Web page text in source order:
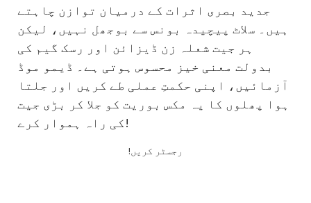
جدید بصری اثرات کے درمیان توازن چاہتے
ہیں۔ سلاٹ پیچیدہ بونس سے بوجھل نہیں، لیکن
ہر جیت شعلہ زن ڈیزائن اور رسک گیم کی
بدولت معنی خیز محسوس ہوتی ہے۔ ڈیمو موڈ
آزمائیں، اپنی حکمتِ عملی طے کریں اور جلتا
ہوا پھلوں کا یہ مکس بوریت کو جلا کر بڑی جیت
کی راہ ہموار کرے!
!رجسٹر کریں